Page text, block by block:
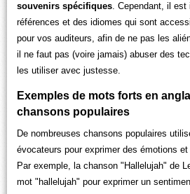
souvenirs spécifiques. Cependant, il est
références et des idiomes qui sont
pour vos auditeurs, afin de ne pas les
il ne faut pas (voire jamais) abuser des
les utiliser avec justesse.
Exemples de mots forts en
chansons populaires
De nombreuses chansons populaires
évocateurs pour exprimer des émotions
Par exemple, la chanson "Hallelujah" de
mot "hallelujah" pour exprimer un